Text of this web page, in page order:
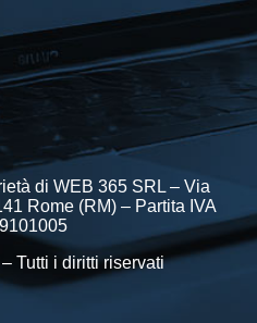
di WEB 365 SRL – Via
Rome (RM) – Partita IVA
Tutti i diritti riservati